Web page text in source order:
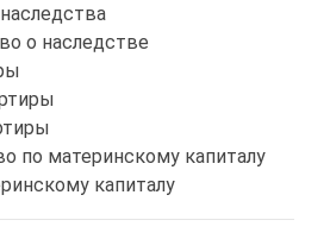
о наследстве
по материнскому капиталу
капиталу